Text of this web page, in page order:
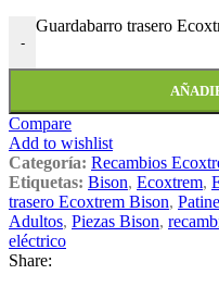
-
Guardabarro trasero
Compare
Add to wishlist
Categoría: Recambios
Etiquetas: Bison, Ecoxtrem,
trasero Ecoxtrem Bison,
Adultos, Piezas Bison,
eléctrico
Share: